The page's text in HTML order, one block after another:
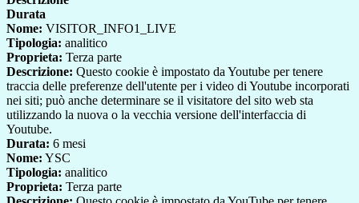
Durata
Nome: VISITOR_INFO1_LIVE
Tipologia: analitico
Proprieta: Terza parte
Descrizione: Questo cookie è impostato da Youtube per tenere
traccia delle preferenze dell'utente per i video di Youtube incorporati
nei siti; può anche determinare se il visitatore del sito web sta
utilizzando la nuova o la vecchia versione dell'interfaccia di
Youtube.
Durata: 6 mesi
Nome: YSC
Tipologia: analitico
Proprieta: Terza parte